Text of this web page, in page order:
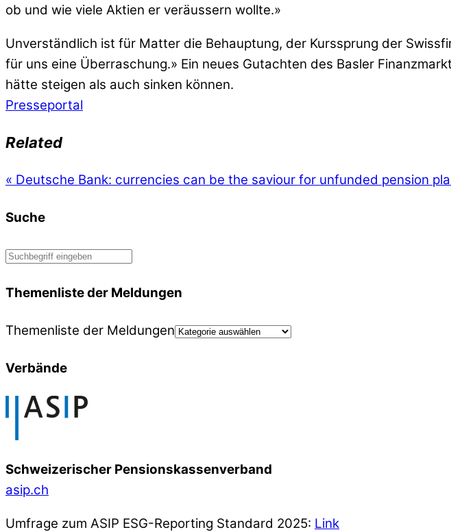
ob und wie viele Aktien er veräussern wollte.»
Unverständlich ist für Matter die Behauptung, der Kurssprung der
für uns eine Überraschung.» Ein neues Gutachten des Basler
hätte steigen als auch sinken können.
Presseportal
Related
« Deutsche Bank: currencies can be the saviour for unfunded pension
Suche
Themenliste der Meldungen
Themenliste der Meldungen
Verbände
Schweizerischer Pensionskassenverband
asip.ch
Umfrage zum ASIP ESG-Reporting Standard 2025: Link